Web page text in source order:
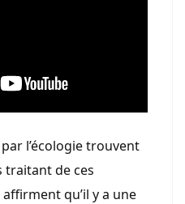
l’écologie trouvent
traitant de ces
qu’il y a une